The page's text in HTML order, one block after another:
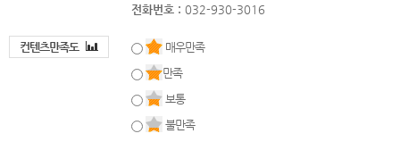
전화번호 : 032-930-3016
컨텐츠만족도
매우만족
만족
보통
불만족